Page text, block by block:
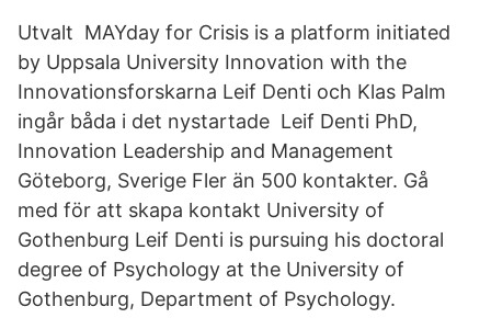
Utvalt MAYday for Crisis is a platform initiated
by Uppsala University Innovation with the
Innovationsforskarna Leif Denti och Klas Palm
ingår båda i det nystartade Leif Denti PhD,
Innovation Leadership and Management
Göteborg, Sverige Fler än 500 kontakter. Gå
med för att skapa kontakt University of
Gothenburg Leif Denti is pursuing his doctoral
degree of Psychology at the University of
Gothenburg, Department of Psychology.